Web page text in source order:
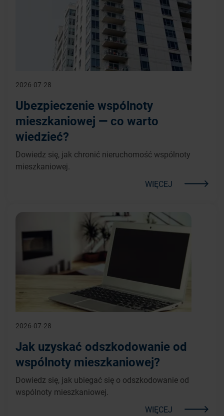
2026-07-28
Ubezpieczenie wspólnoty
mieszkaniowej — co warto
wiedzieć?
Dowiedz się, jak chronić nieruchomość wspólnoty
mieszkaniowej.
WIĘCEJ
2026-07-28
Jak uzyskać odszkodowanie od
wspólnoty mieszkaniowej?
Dowiedz się, jak ubiegać się o odszkodowanie od
wspólnoty mieszkaniowej.
WIĘCEJ